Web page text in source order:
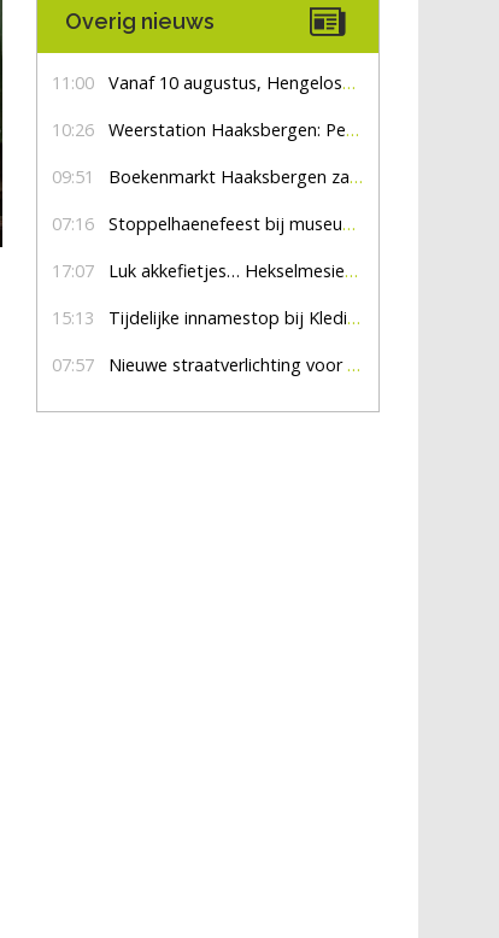
Overig nieuws
11:00 Vanaf 10 augustus, Hengelosestraat drie weken dicht voor doorgaand verkeer
10:26 Weerstation Haaksbergen: Perioden met zon en droog
09:51 Boekenmarkt Haaksbergen zaterdag 8 augustus, marktplein Haaksbergen
07:16 Stoppelhaenefeest bij museum De Lebbenbrugge
17:07 Luk akkefietjes… HekselmesienHarry
15:13 Tijdelijke innamestop bij Kledingbank Stefania
07:57 Nieuwe straatverlichting voor De Veldmaat en De Pas